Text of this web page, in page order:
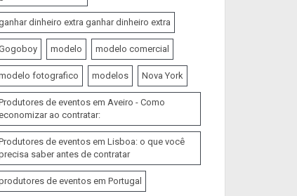
dinheiro extra ganhar dinheiro extra
modelo modelo comercial
fotografico modelos Nova York
de eventos em Aveiro - Como
ao contratar:
de eventos em Lisboa: o que você
saber antes de contratar
de eventos em Portugal